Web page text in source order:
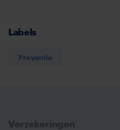
Labels
Preventie
Verzekeringen